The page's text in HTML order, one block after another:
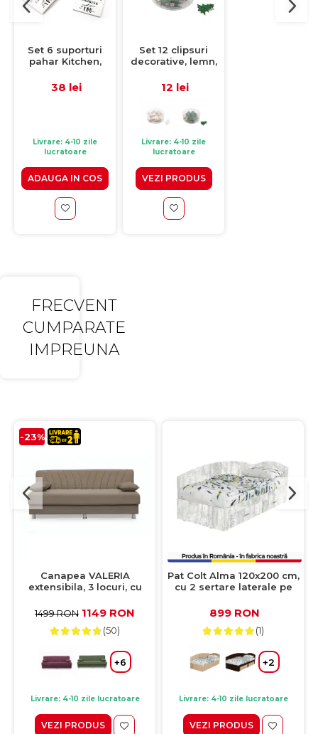
Set 6 suporturi
pahar Kitchen,
38 lei
Livrare: 4-10 zile
lucratoare
ADAUGA IN COS
Set 12 clipsuri
decorative, lemn,
12 lei
Livrare: 4-10 zile
lucratoare
VEZI PRODUS
FRECVENT
CUMPARATE
IMPREUNA
-23%
Canapea VALERIA
extensibila, 3 locuri, cu
cappuccino, 190x82x83 cm
1499 RON 1149 RON
(50)
+6
Livrare: 4-10 zile lucratoare
VEZI PRODUS
Pat Colt Alma 120x200 cm,
cu 2 sertare laterale pe
pin antichizat
899 RON
(1)
+2
Livrare: 4-10 zile lucratoare
VEZI PRODUS